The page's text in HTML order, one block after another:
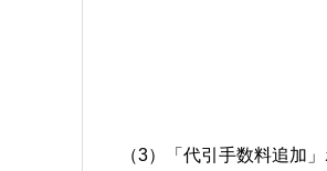
（3）「代引手数料追加